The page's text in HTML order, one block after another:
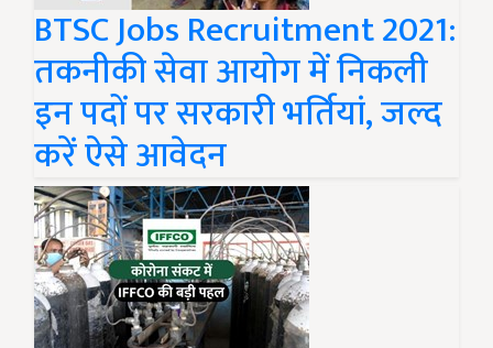
BTSC Jobs Recruitment 2021:
तकनीकी सेवा आयोग में निकली
इन पदों पर सरकारी भर्तियां, जल्द
करें ऐसे आवेदन